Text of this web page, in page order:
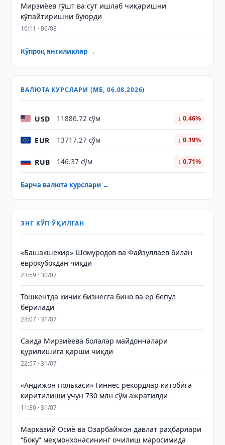
Мирзиёев гўшт ва сут ишлаб чиқаришни
кўпайтиришни буюрди
10:11 · 06/08
Кўпроқ янгиликлар →
ВАЛЮТА КУРСЛАРИ (МБ, 06.08.2026)
USD 11886.72 сўм ↓ 0.46%
EUR 13717.27 сўм ↓ 0.19%
RUB 146.37 сўм ↓ 0.71%
Барча валюта курслари →
ЭНГ КЎП ЎҚИЛГАН
«Башакшехир» Шомуродов ва Файзуллаев билан
еврокубокдан чиқди
23:59 · 30/07
Тошкентда кичик бизнесга бино ва ер бепул
берилади
23:07 · 31/07
Саида Мирзиёева болалар майдончалари
қурилишига қарши чиқди
22:57 · 31/07
«Андижон полькаси» Гиннес рекордлар китобига
киритилиши учун 730 млн сўм ажратилди
11:30 · 31/07
Марказий Осиё ва Озарбайжон давлат раҳбарлари
“Боку” меҳмонхонасининг очилиш маросимида